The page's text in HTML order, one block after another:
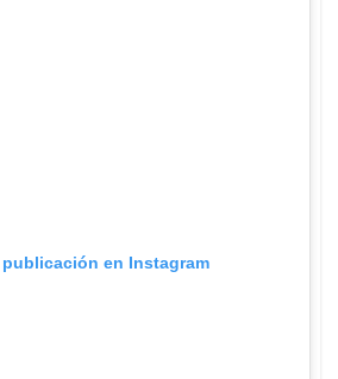
publicación en Instagram